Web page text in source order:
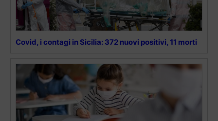
Covid, i contagi in Sicilia: 372 nuovi positivi, 11 morti